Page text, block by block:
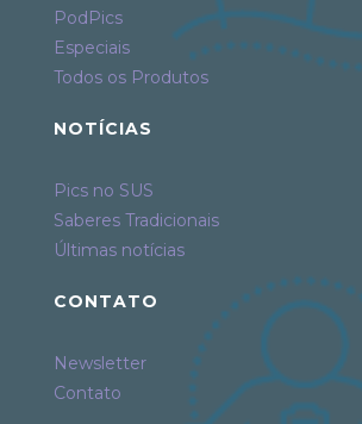
PodPics
Especiais
Todos os Produtos
NOTÍCIAS
Pics no SUS
Saberes Tradicionais
Últimas notícias
CONTATO
Newsletter
Contato